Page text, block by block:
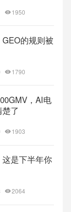
1950
的规则被
1790
，AI电
了
1903
是下半年你
2064